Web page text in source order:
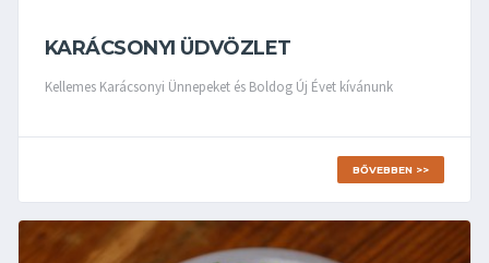
KARÁCSONYI ÜDVÖZLET
Kellemes Karácsonyi Ünnepeket és Boldog Új Évet kívánunk
BŐVEBBEN >>